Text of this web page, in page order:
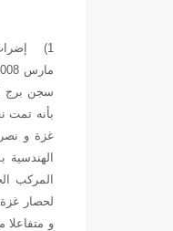
1) إضراب مفتوح عن الطعام
مارس 2008 بالمقر الجهوي للحزب الديمقراطي التقدمي بسوسة.
بأنه تمت نقلة الشاب
غزة و
المركب
لحصار غزة
و متفاعلا